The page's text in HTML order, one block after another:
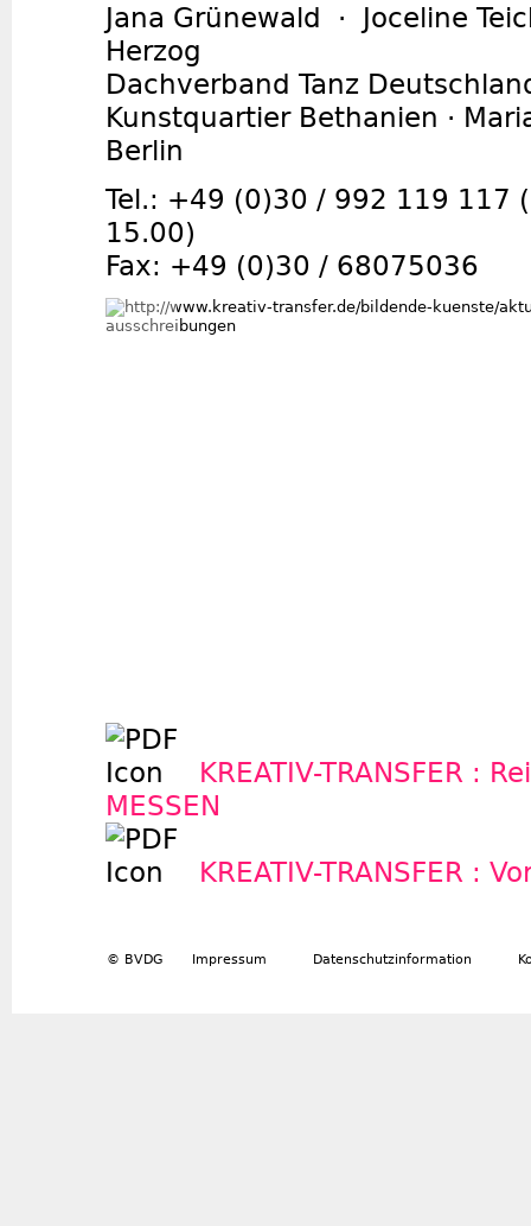
Jana Grünewald · Joceline
Herzog
Dachverband Tanz
Kunstquartier Bethanien ·
Berlin
Tel.: +49 (0)30 / 992 119 117
15.00)
Fax: +49 (0)30 / 68075036
KREATIV-TRANSFER :
MESSEN
KREATIV-TRANSFER :
© BVDG Impressum Datenschutzinformation